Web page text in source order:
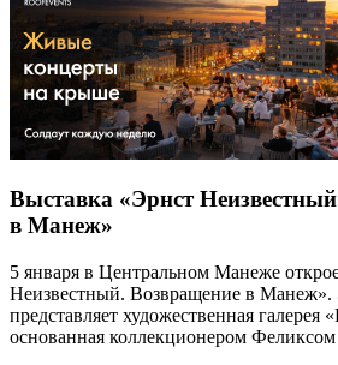
Выставка «Эрнст
в Манеж»
5 января в Центральном Манеже
Неизвестный. Возвращение в
представляет художественная галерея
основанная коллекционером